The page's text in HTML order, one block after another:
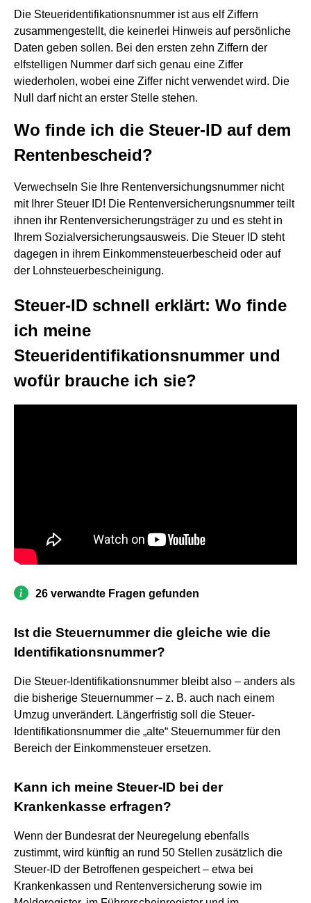
Die Steueridentifikationsnummer ist aus elf Ziffern
zusammengestellt, die keinerlei Hinweis auf persönliche
Daten geben sollen. Bei den ersten zehn Ziffern der
elfstelligen Nummer darf sich genau eine Ziffer
wiederholen, wobei eine Ziffer nicht verwendet wird. Die
Null darf nicht an erster Stelle stehen.
Wo finde ich die Steuer-ID auf dem
Rentenbescheid?
Verwechseln Sie Ihre Rentenversichungsnummer nicht
mit Ihrer Steuer ID! Die Rentenversicherungsnummer teilt
ihnen ihr Rentenversicherungsträger zu und es steht in
Ihrem Sozialversicherungsausweis. Die Steuer ID steht
dagegen in ihrem Einkommensteuerbescheid oder auf
der Lohnsteuerbescheinigung.
Steuer-ID schnell erklärt: Wo finde
ich meine
Steueridentifikationsnummer und
wofür brauche ich sie?
26 verwandte Fragen gefunden
Ist die Steuernummer die gleiche wie die
Identifikationsnummer?
Die Steuer-Identifikationsnummer bleibt also – anders als
die bisherige Steuernummer – z. B. auch nach einem
Umzug unverändert. Längerfristig soll die Steuer-
Identifikationsnummer die „alte“ Steuernummer für den
Bereich der Einkommensteuer ersetzen.
Kann ich meine Steuer-ID bei der
Krankenkasse erfragen?
Wenn der Bundesrat der Neuregelung ebenfalls
zustimmt, wird künftig an rund 50 Stellen zusätzlich die
Steuer-ID der Betroffenen gespeichert – etwa bei
Krankenkassen und Rentenversicherung sowie im